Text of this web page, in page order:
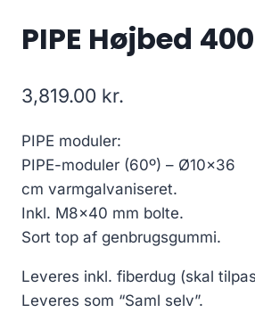
PIPE Højbed
3,819.00 kr.
PIPE moduler:
PIPE-moduler (60º) – Ø10×36
cm varmgalvaniseret.
Inkl. M8×40 mm bolte.
Sort top af genbrugsgummi.
Leveres inkl. fiberdug (skal
Leveres som “Saml selv”.